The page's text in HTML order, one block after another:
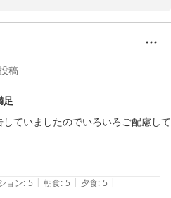
」とのお言葉を頂戴し、大変光栄
ご様子に、料理長をはじめスタッ
届けできるよう努めてまいりま
上げております。
稿
足
ていましたのでいろいろご配慮して
ョン: 5 | 朝食: 5 | 夕食: 5 |